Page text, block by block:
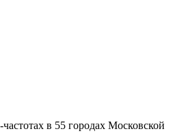
в 55 городах Московской